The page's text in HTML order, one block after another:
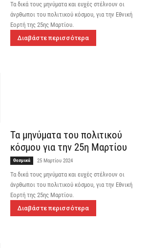
Τα δικά τους μηνύματα και ευχές στέλνουν οι
άνρθωποι του πολιτικού κόσμου, για την Εθνική
Εορτή της 25ης Μαρτίου.
Διαβάστε περισσότερα
Τα μηνύματα του πολιτικού
κόσμου για την 25η Μαρτίου
Θεσμικά 25 Μαρτίου 2024
Τα δικά τους μηνύματα και ευχές στέλνουν οι
άνρθωποι του πολιτικού κόσμου, για την Εθνική
Εορτή της 25ης Μαρτίου.
Διαβάστε περισσότερα